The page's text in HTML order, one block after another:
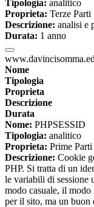
Tipologia: analitico
Proprieta: Terze Parti
Descrizione: analisi e
Durata: 1 anno
Nome
Tipologia
Proprieta
Descrizione
Durata
Nome: PHPSESSID
Tipologia: analitico
Proprieta: Prime Parti
Descrizione: Cookie
PHP. Si tratta di un
le variabili di sessione
modo casuale, il
per il sito, ma un buon